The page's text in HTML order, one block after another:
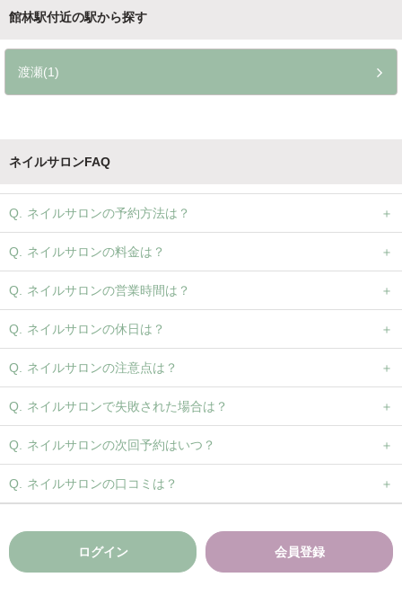
館林駅付近の駅から探す
渡瀬(1)
ネイルサロンFAQ
ネイルサロンの予約方法は？
ネイルサロンの料金は？
ネイルサロンの営業時間は？
ネイルサロンの休日は？
ネイルサロンの注意点は？
ネイルサロンで失敗された場合は？
ネイルサロンの次回予約はいつ？
ネイルサロンの口コミは？
ログイン 会員登録